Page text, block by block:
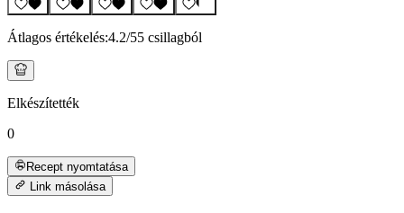
Átlagos értékelés:4.2/55 csillagból
Elkészítették
0
Recept nyomtatása
Link másolása